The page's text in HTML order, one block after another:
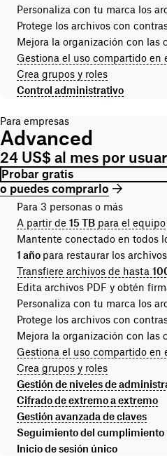
Personaliza con tu marca los
Protege los archivos con
Mejora la organización con las
Gestiona el uso compartido en
Crea grupos y roles
Control administrativo
Para empresas
Advanced
24 US$ al mes por
Probar gratis
o puedes comprarlo
Para 3 personas o más
A partir de 15 TB para el equipo
Mantente conectado en todos
1 año para restaurar los
Transfiere archivos de hasta
Edita archivos PDF y obtén
Personaliza con tu marca los
Protege los archivos con
Mejora la organización con las
Gestiona el uso compartido en
Crea grupos y roles
Gestión de niveles de
Cifrado de extremo a extremo
Gestión avanzada de claves
Seguimiento del cumplimiento
Inicio de sesión único